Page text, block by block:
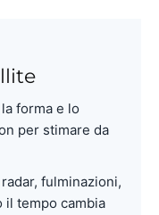
forma e lo
per stimare da
fulminazioni,
il tempo cambia